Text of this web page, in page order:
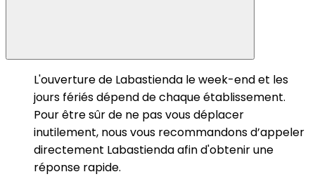
L'ouverture de Labastienda le week-end et les
jours fériés dépend de chaque établissement.
Pour être sûr de ne pas vous déplacer
inutilement, nous vous recommandons d’appeler
directement Labastienda afin d'obtenir une
réponse rapide.